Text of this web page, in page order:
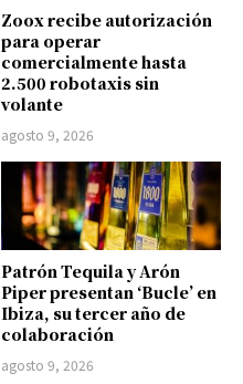
Zoox recibe autorización
para operar
comercialmente hasta
2.500 robotaxis sin
volante
agosto 9, 2026
Patrón Tequila y Arón
Piper presentan ‘Bucle’ en
Ibiza, su tercer año de
colaboración
agosto 9, 2026